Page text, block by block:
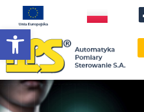
Otwórz pasek narzędzi